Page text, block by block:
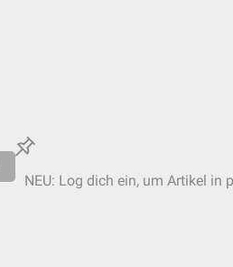
NEU: Log dich ein, um Artikel in